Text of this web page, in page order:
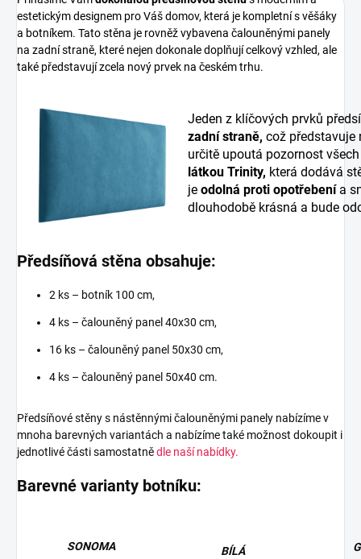
estetickým designem pro Váš domov, která je kompletní s věšáky
a botníkem. Tato stěna je rovněž vybavena čalouněnými panely
na zadní straně, které nejen dokonale doplňují celkový vzhled, ale
také představují zcela nový prvek na českém trhu.
Jeden z klíčových prvků
zadní straně, což
určitě upoutá pozornost
látkou Trinity, která dodává
je odolná proti opotřebenía
dlouhodobě krásná a bude
Předsíňová stěna obsahuje:
2 ks – botník 100 cm,
4 ks – čalouněný panel 40x30 cm,
16 ks – čalouněný panel 50x30 cm,
4 ks – čalouněný panel 50x40 cm.
Předsíňové stěny s nástěnnými čalouněnými panely nabízíme v
mnoha barevných variantách a nabízíme také možnost dokoupit i
jednotlivé části samostatnědle naší nabídky.
Barevné varianty botníku:
SONOMA BÍLÁ